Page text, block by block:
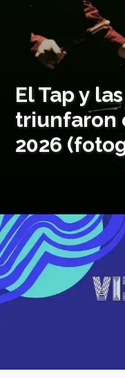
El Tap y
triunfaron
2026